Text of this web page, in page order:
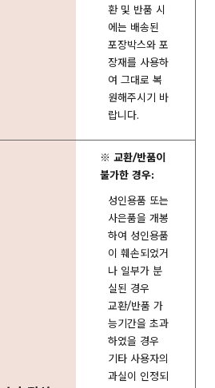
환 및 반품 시
에는 배송된
포장박스와 포
장재를 사용하
여 그대로 복
원해주시기 바
랍니다.
※ 교환/반품이
불가한 경우:
성인용품 또는
사은품을 개봉
하여 성인용품
이 훼손되었거
나 일부가 분
실된 경우
교환/반품 가
능기간을 초과
하였을 경우
기타 사용자의
과실이 인정되